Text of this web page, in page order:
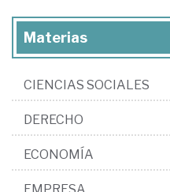
Materias
CIENCIAS SOCIALES
DERECHO
ECONOMÍA